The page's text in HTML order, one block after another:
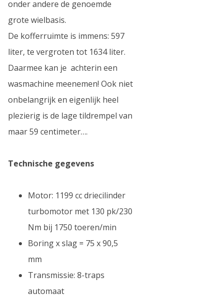
onder andere de genoemde
grote wielbasis.
De kofferruimte is immens: 597
liter, te vergroten tot 1634 liter.
Daarmee kan je achterin een
wasmachine meenemen! Ook niet
onbelangrijk en eigenlijk heel
plezierig is de lage tildrempel van
maar 59 centimeter….
Technische gegevens
Motor: 1199 cc driecilinder
turbomotor met 130 pk/230
Nm bij 1750 toeren/min
Boring x slag = 75 x 90,5
mm
Transmissie: 8-traps
automaat